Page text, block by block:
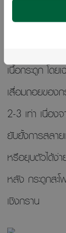
คือโรคที่กระดู
เนื้อกระดูกเสื่
กระบวนการส
เนื้อกระดูก โดย
เสื่อมถอยของก
2-3 เท่า เนื่อง
ยับยั้งการสลาย
หรือยุบตัวได้ง่
หลัง กระดูกสะ
เชิงกราน